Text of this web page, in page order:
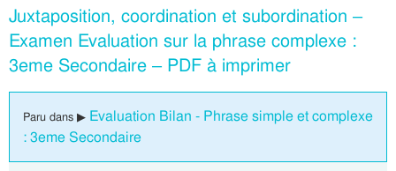
Juxtaposition, coordination et subordination –
Examen Evaluation sur la phrase complexe :
3eme Secondaire – PDF à imprimer
Paru dans ▶ Evaluation Bilan - Phrase simple et complexe
: 3eme Secondaire